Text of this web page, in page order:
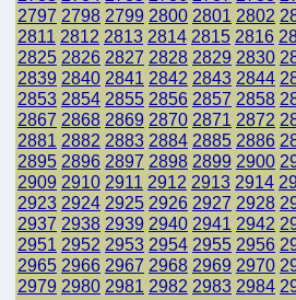
2797 2798 2799 2800 2801 2802
2811 2812 2813 2814 2815 2816
2825 2826 2827 2828 2829 2830
2839 2840 2841 2842 2843 2844
2853 2854 2855 2856 2857 2858
2867 2868 2869 2870 2871 2872
2881 2882 2883 2884 2885 2886
2895 2896 2897 2898 2899 2900
2909 2910 2911 2912 2913 2914
2923 2924 2925 2926 2927 2928
2937 2938 2939 2940 2941 2942
2951 2952 2953 2954 2955 2956
2965 2966 2967 2968 2969 2970
2979 2980 2981 2982 2983 2984